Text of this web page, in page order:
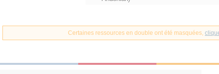
Certaines ressources en double ont été masquées,